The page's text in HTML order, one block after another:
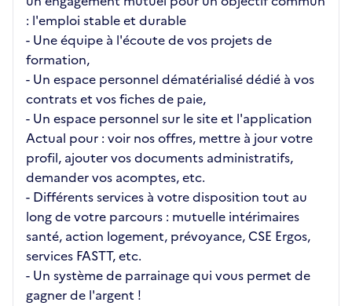
: l'emploi stable et durable
- Une équipe à l'écoute de vos projets de
formation,
- Un espace personnel dématérialisé dédié à vos
contrats et vos fiches de paie,
- Un espace personnel sur le site et l'application
Actual pour : voir nos offres, mettre à jour votre
profil, ajouter vos documents administratifs,
demander vos acomptes, etc.
- Différents services à votre disposition tout au
long de votre parcours : mutuelle intérimaires
santé, action logement, prévoyance, CSE Ergos,
services FASTT, etc.
- Un système de parrainage qui vous permet de
gagner de l'argent !